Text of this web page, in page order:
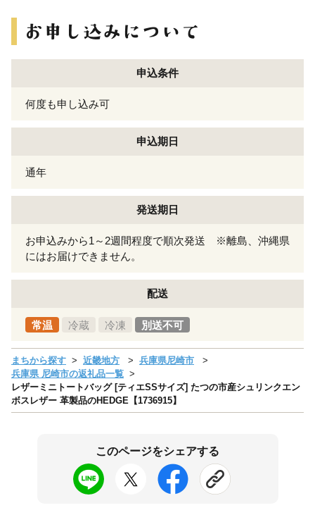
申込条件
何度も申し込み可
申込期日
通年
発送期日
お申込みから1～2週間程度で順次発送 ※離島、沖縄県
にはお届けできません。
配送
常温 冷蔵 冷凍 別送不可
まちから探す 近畿地方
兵庫県尼崎市
兵庫県 尼崎市の返礼品一覧
レザーミニトートバッグ [ティエSSサイズ] たつの市産シュリンクエン
ボスレザー 革製品のHEDGE【1736915】
このページをシェアする